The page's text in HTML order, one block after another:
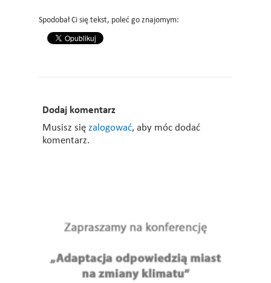
Spodobał Ci się tekst, poleć go znajomym:
Dodaj komentarz
Musisz się zalogować, aby móc dodać
komentarz.